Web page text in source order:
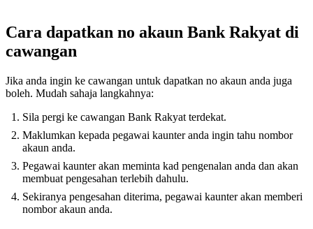
Cara dapatkan no akaun Bank Rakyat di
cawangan
Jika anda ingin ke cawangan untuk dapatkan no akaun anda juga
boleh. Mudah sahaja langkahnya:
Sila pergi ke cawangan Bank Rakyat terdekat.
Maklumkan kepada pegawai kaunter anda ingin tahu nombor
akaun anda.
Pegawai kaunter akan meminta kad pengenalan anda dan akan
membuat pengesahan terlebih dahulu.
Sekiranya pengesahan diterima, pegawai kaunter akan memberi
nombor akaun anda.